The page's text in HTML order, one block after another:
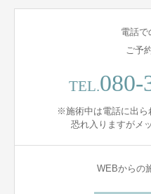
電話で
ご予
TEL.080-
※施術中は電話に出ら
恐れ入りますがメ
WEBからの